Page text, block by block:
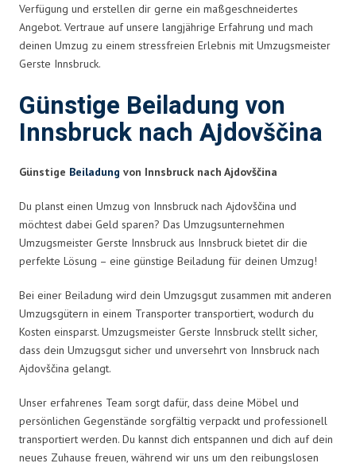
Verfügung und erstellen dir gerne ein maßgeschneidertes
Angebot. Vertraue auf unsere langjährige Erfahrung und mach
deinen Umzug zu einem stressfreien Erlebnis mit Umzugsmeister
Gerste Innsbruck.
Günstige Beiladung von
Innsbruck nach Ajdovščina
Günstige Beiladung von Innsbruck nach Ajdovščina
Du planst einen Umzug von Innsbruck nach Ajdovščina und
möchtest dabei Geld sparen? Das Umzugsunternehmen
Umzugsmeister Gerste Innsbruck aus Innsbruck bietet dir die
perfekte Lösung – eine günstige Beiladung für deinen Umzug!
Bei einer Beiladung wird dein Umzugsgut zusammen mit anderen
Umzugsgütern in einem Transporter transportiert, wodurch du
Kosten einsparst. Umzugsmeister Gerste Innsbruck stellt sicher,
dass dein Umzugsgut sicher und unversehrt von Innsbruck nach
Ajdovščina gelangt.
Unser erfahrenes Team sorgt dafür, dass deine Möbel und
persönlichen Gegenstände sorgfältig verpackt und professionell
transportiert werden. Du kannst dich entspannen und dich auf dein
neues Zuhause freuen, während wir uns um den reibungslosen